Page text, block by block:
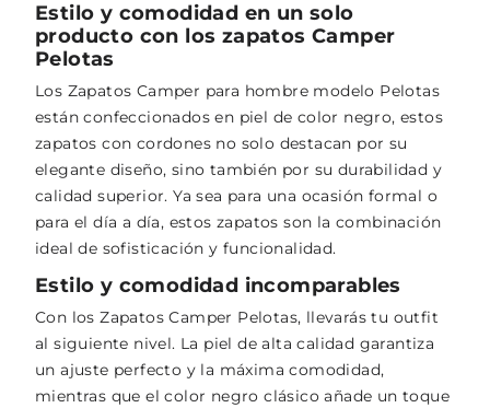
Estilo y comodidad en un solo
producto con los zapatos Camper
Pelotas
Los Zapatos Camper para hombre modelo Pelotas
están confeccionados en piel de color negro, estos
zapatos con cordones no solo destacan por su
elegante diseño, sino también por su durabilidad y
calidad superior. Ya sea para una ocasión formal o
para el día a día, estos zapatos son la combinación
ideal de sofisticación y funcionalidad.
Estilo y comodidad incomparables
Con los Zapatos Camper Pelotas, llevarás tu outfit
al siguiente nivel. La piel de alta calidad garantiza
un ajuste perfecto y la máxima comodidad,
mientras que el color negro clásico añade un toque